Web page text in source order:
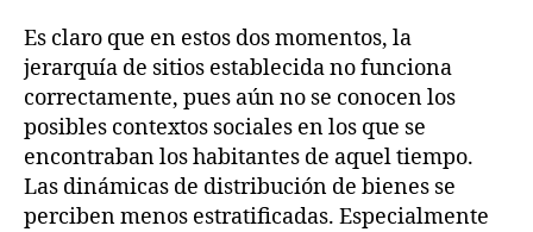
Es claro que en estos dos momentos, la
jerarquía de sitios establecida no funciona
correctamente, pues aún no se conocen los
posibles contextos sociales en los que se
encontraban los habitantes de aquel tiempo.
Las dinámicas de distribución de bienes se
perciben menos estratificadas. Especialmente